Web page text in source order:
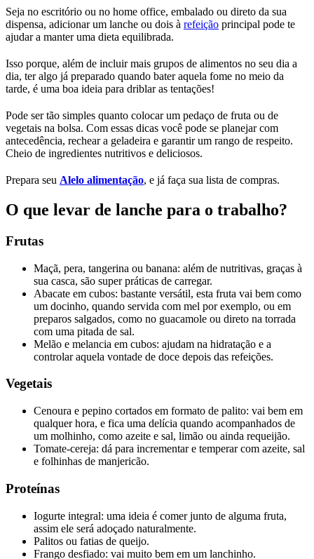
Seja no escritório ou no home office, embalado ou direto da sua
dispensa, adicionar um lanche ou dois à refeição principal pode te
ajudar a manter uma dieta equilibrada.
Isso porque, além de incluir mais grupos de alimentos no seu dia a
dia, ter algo já preparado quando bater aquela fome no meio da
tarde, é uma boa ideia para driblar as tentações!
Pode ser tão simples quanto colocar um pedaço de fruta ou de
vegetais na bolsa. Com essas dicas você pode se planejar com
antecedência, rechear a geladeira e garantir um rango de respeito.
Cheio de ingredientes nutritivos e deliciosos.
Prepara seu Alelo alimentação, e já faça sua lista de compras.
O que levar de lanche para o trabalho?
Frutas
Maçã, pera, tangerina ou banana: além de nutritivas, graças à
sua casca, são super práticas de carregar.
Abacate em cubos: bastante versátil, esta fruta vai bem como
um docinho, quando servida com mel por exemplo, ou em
preparos salgados, como no guacamole ou direto na torrada
com uma pitada de sal.
Melão e melancia em cubos: ajudam na hidratação e a
controlar aquela vontade de doce depois das refeições.
Vegetais
Cenoura e pepino cortados em formato de palito: vai bem em
qualquer hora, e fica uma delícia quando acompanhados de
um molhinho, como azeite e sal, limão ou ainda requeijão.
Tomate-cereja: dá para incrementar e temperar com azeite, sal
e folhinhas de manjericão.
Proteínas
Iogurte integral: uma ideia é comer junto de alguma fruta,
assim ele será adoçado naturalmente.
Palitos ou fatias de queijo.
Frango desfiado: vai muito bem em um lanchinho.